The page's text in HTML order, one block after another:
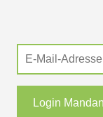
Login